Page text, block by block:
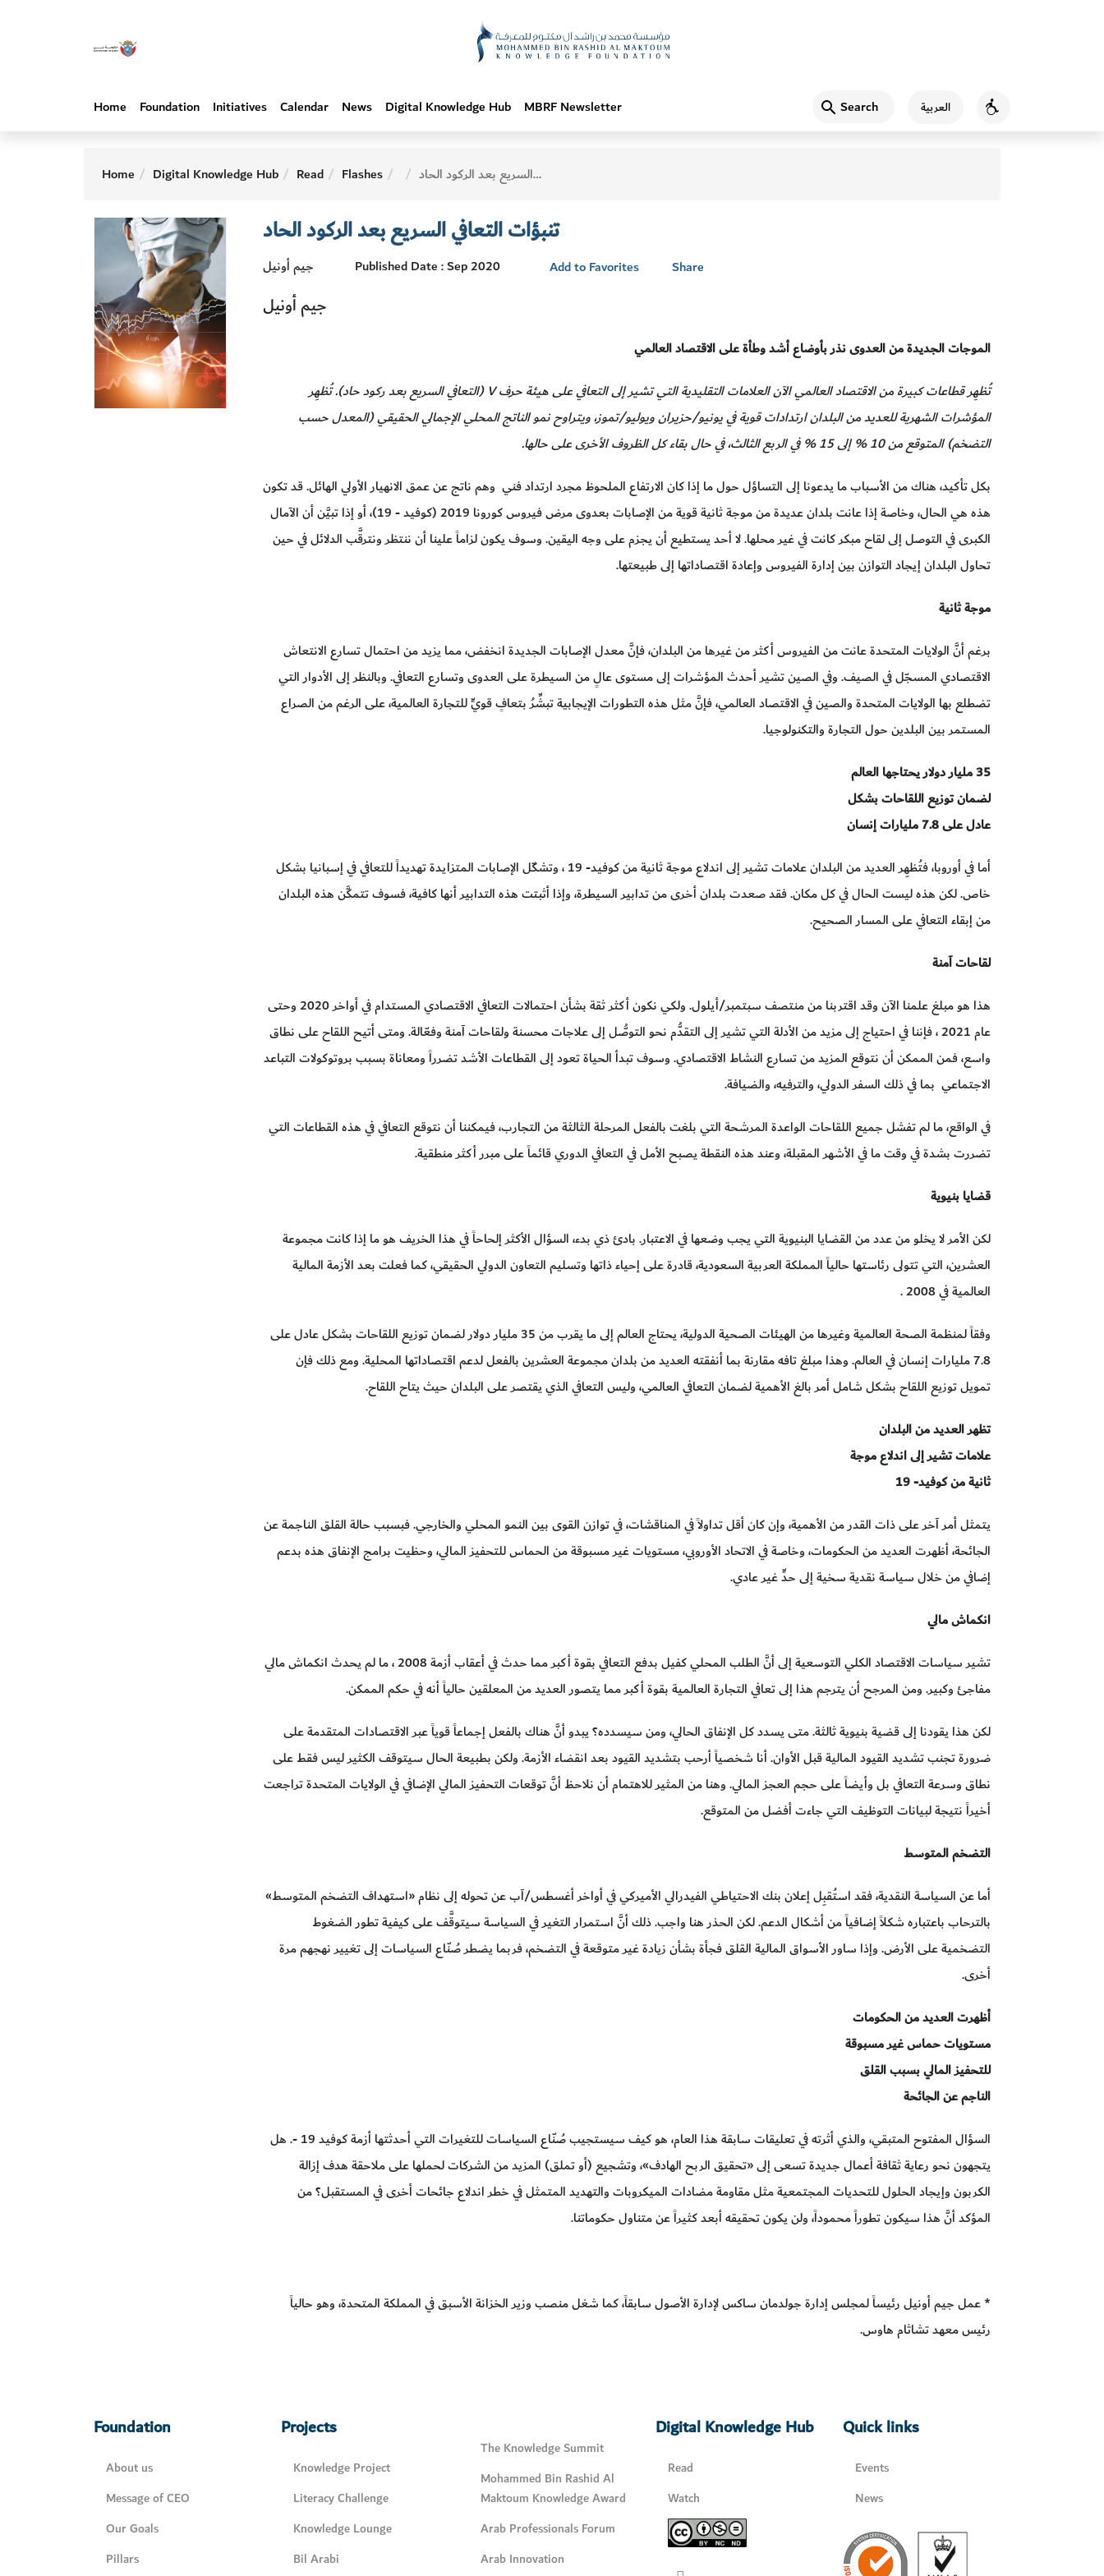
Search العربية Accessibility
Home Foundation Initiatives Calendar News Digital Knowledge Hub MBRF Newsletter
Home Digital Knowledge Hub Read Flashes تنبؤات التعافي السريع بعد الركود الحاد
تنبؤات التعافي السريع بعد الركود الحاد
جيم أونيل Published Date : Sep 2020 Add to Favorites Share
جيم أونيل
الموجات الجديدة من العدوى نذر بأوضاع أشد وطأة على الاقتصاد العالمي
تُظهِر قطاعات كبيرة من الاقتصاد العالمي الآن العلامات التقليدية التي تشير إلى التعافي على هيئة حرف V (التعافي السريع بعد ركود حاد). تُظهِر
المؤشرات الشهرية للعديد من البلدان ارتدادات قوية في يونيو/حزيران ويوليو/تموز، ويتراوح نمو الناتج المحلي الإجمالي الحقيقي (المعدل حسب
التضخم) المتوقع من 10 % إلى 15 % في الربع الثالث، في حال بقاء كل الظروف الأخرى على حالها.
بكل تأكيد، هناك من الأسباب ما يدعونا إلى التساؤل حول ما إذا كان الارتفاع الملحوظ مجرد ارتداد فني وهم ناتج عن عمق الانهيار الأولي الهائل. قد تكون
هذه هي الحال، وخاصة إذا عانت بلدان عديدة من موجة ثانية قوية من الإصابات بعدوى مرض فيروس كورونا 2019 (كوفيد - 19)، أو إذا تبيَّن أن الآمال
الكبرى في التوصل إلى لقاح مبكر كانت في غير محلها. لا أحد يستطيع أن يجزم على وجه اليقين. وسوف يكون لزاماً علينا أن ننتظر ونترقَّب الدلائل في حين
تحاول البلدان إيجاد التوازن بين إدارة الفيروس وإعادة اقتصاداتها إلى طبيعتها.
موجة ثانية
برغم أنَّ الولايات المتحدة عانت من الفيروس أكثر من غيرها من البلدان، فإنَّ معدل الإصابات الجديدة انخفض، مما يزيد من احتمال تسارع الانتعاش
الاقتصادي المسجّل في الصيف. وفي الصين تشير أحدث المؤشرات إلى مستوى عالٍ من السيطرة على العدوى وتسارع التعافي. وبالنظر إلى الأدوار التي
تضطلع بها الولايات المتحدة والصين في الاقتصاد العالمي، فإنَّ مثل هذه التطورات الإيجابية تبشِّرُ بتعافٍ قويٍّ للتجارة العالمية، على الرغم من الصراع
المستمر بين البلدين حول التجارة والتكنولوجيا.
35 مليار دولار يحتاجها العالم
لضمان توزيع اللقاحات بشكل
عادل على 7.8 مليارات إنسان
أما في أوروبا، فتُظهِر العديد من البلدان علامات تشير إلى اندلاع موجة ثانية من كوفيد- 19 ، وتشكّل الإصابات المتزايدة تهديداً للتعافي في إسبانيا بشكل
خاص. لكن هذه ليست الحال في كل مكان. فقد صعدت بلدان أخرى من تدابير السيطرة، وإذا أثبتت هذه التدابير أنها كافية، فسوف تتمكَّن هذه البلدان
من إبقاء التعافي على المسار الصحيح.
لقاحات آمنة
هذا هو مبلغ علمنا الآن وقد اقتربنا من منتصف سبتمبر/أيلول. ولكي نكون أكثر ثقة بشأن احتمالات التعافي الاقتصادي المستدام في أواخر 2020 وحتى
عام 2021 ، فإننا في احتياج إلى مزيد من الأدلة التي تشير إلى التقدُّم نحو التوصُّل إلى علاجات محسنة ولقاحات آمنة وفعّالة. ومتى أتيح اللقاح على نطاق
واسع، فمن الممكن أن نتوقع المزيد من تسارع النشاط الاقتصادي. وسوف تبدأ الحياة تعود إلى القطاعات الأشد تضرراً ومعاناة بسبب بروتوكولات التباعد
الاجتماعي بما في ذلك السفر الدولي، والترفيه، والضيافة.
في الواقع، ما لم تفشل جميع اللقاحات الواعدة المرشحة التي بلغت بالفعل المرحلة الثالثة من التجارب، فيمكننا أن نتوقع التعافي في هذه القطاعات التي
تضررت بشدة في وقت ما في الأشهر المقبلة، وعند هذه النقطة يصبح الأمل في التعافي الدوري قائماً على مبرر أكثر منطقية.
قضايا بنيوية
لكن الأمر لا يخلو من عدد من القضايا البنيوية التي يجب وضعها في الاعتبار. بادئ ذي بدء، السؤال الأكثر إلحاحاً في هذا الخريف هو ما إذا كانت مجموعة
العشرين، التي تتولى رئاستها حالياً المملكة العربية السعودية، قادرة على إحياء ذاتها وتسليم التعاون الدولي الحقيقي، كما فعلت بعد الأزمة المالية
العالمية في 2008 .
وفقاً لمنظمة الصحة العالمية وغيرها من الهيئات الصحية الدولية، يحتاج العالم إلى ما يقرب من 35 مليار دولار لضمان توزيع اللقاحات بشكل عادل على
7.8 مليارات إنسان في العالم. وهذا مبلغ تافه مقارنة بما أنفقته العديد من بلدان مجموعة العشرين بالفعل لدعم اقتصاداتها المحلية. ومع ذلك فإن
تمويل توزيع اللقاح بشكل شامل أمر بالغ الأهمية لضمان التعافي العالمي، وليس التعافي الذي يقتصر على البلدان حيث يتاح اللقاح.
تظهر العديد من البلدان
علامات تشير إلى اندلاع موجة
ثانية من كوفيد- 19
يتمثل أمر آخر على ذات القدر من الأهمية، وإن كان أقل تداولاً في المناقشات، في توازن القوى بين النمو المحلي والخارجي. فبسبب حالة القلق الناجمة عن
الجائحة، أظهرت العديد من الحكومات، وخاصة في الاتحاد الأوروبي، مستويات غير مسبوقة من الحماس للتحفيز المالي، وحظيت برامج الإنفاق هذه بدعم
إضافي من خلال سياسة نقدية سخية إلى حدٍّ غير عادي.
انكماش مالي
تشير سياسات الاقتصاد الكلي التوسعية إلى أنَّ الطلب المحلي كفيل بدفع التعافي بقوة أكبر مما حدث في أعقاب أزمة 2008 ، ما لم يحدث انكماش مالي
مفاجئ وكبير. ومن المرجح أن يترجم هذا إلى تعافي التجارة العالمية بقوة أكبر مما يتصور العديد من المعلقين حالياً أنه في حكم الممكن.
لكن هذا يقودنا إلى قضية بنيوية ثالثة. متى يسدد كل الإنفاق الحالي، ومن سيسدده؟ يبدو أنَّ هناك بالفعل إجماعاً قوياً عبر الاقتصادات المتقدمة على
ضرورة تجنب تشديد القيود المالية قبل الأوان. أنا شخصياً أرحب بتشديد القيود بعد انقضاء الأزمة. ولكن بطبيعة الحال سيتوقف الكثير ليس فقط على
نطاق وسرعة التعافي بل وأيضاً على حجم العجز المالي. وهنا من المثير للاهتمام أن نلاحظ أنَّ توقعات التحفيز المالي الإضافي في الولايات المتحدة تراجعت
أخيراً نتيجة لبيانات التوظيف التي جاءت أفضل من المتوقع.
التضخم المتوسط
أما عن السياسة النقدية، فقد استُقبِل إعلان بنك الاحتياطي الفيدرالي الأميركي في أواخر أغسطس/آب عن تحوله إلى نظام «استهداف التضخم المتوسط»
بالترحاب باعتباره شكلاً إضافياً من أشكال الدعم. لكن الحذر هنا واجب. ذلك أنَّ استمرار التغير في السياسة سيتوقَّف على كيفية تطور الضغوط
التضخمية على الأرض. وإذا ساور الأسواق المالية القلق فجأة بشأن زيادة غير متوقعة في التضخم، فربما يضطر صُنّاع السياسات إلى تغيير نهجهم مرة
أخرى.
أظهرت العديد من الحكومات
مستويات حماس غير مسبوقة
للتحفيز المالي بسبب القلق
الناجم عن الجائحة
السؤال المفتوح المتبقي، والذي أثرته في تعليقات سابقة هذا العام، هو كيف سيستجيب صُنّاع السياسات للتغيرات التي أحدثتها أزمة كوفيد 19 -. هل
يتجهون نحو رعاية ثقافة أعمال جديدة تسعى إلى «تحقيق الربح الهادف»، وتشجيع (أو تملق) المزيد من الشركات لحملها على ملاحقة هدف إزالة
الكربون وإيجاد الحلول للتحديات المجتمعية مثل مقاومة مضادات الميكروبات والتهديد المتمثل في خطر اندلاع جائحات أخرى في المستقبل؟ من
المؤكد أنَّ هذا سيكون تطوراً محموداً، ولن يكون تحقيقه أبعد كثيراً عن متناول حكوماتنا.
* عمل جيم أونيل رئيساً لمجلس إدارة جولدمان ساكس لإدارة الأصول سابقاً، كما شغل منصب وزير الخزانة الأسبق في المملكة المتحدة، وهو حالياً
رئيس معهد تشاثام هاوس.
Foundation
About us
Message of CEO
Our Goals
Pillars
Projects
Knowledge Project
Literacy Challenge
Knowledge Lounge
Bil Arabi
The Knowledge Summit
Mohammed Bin Rashid Al
Maktoum Knowledge Award
Arab Professionals Forum
Arab Innovation
Digital Knowledge Hub
Read
Watch
Quick links
Events
News